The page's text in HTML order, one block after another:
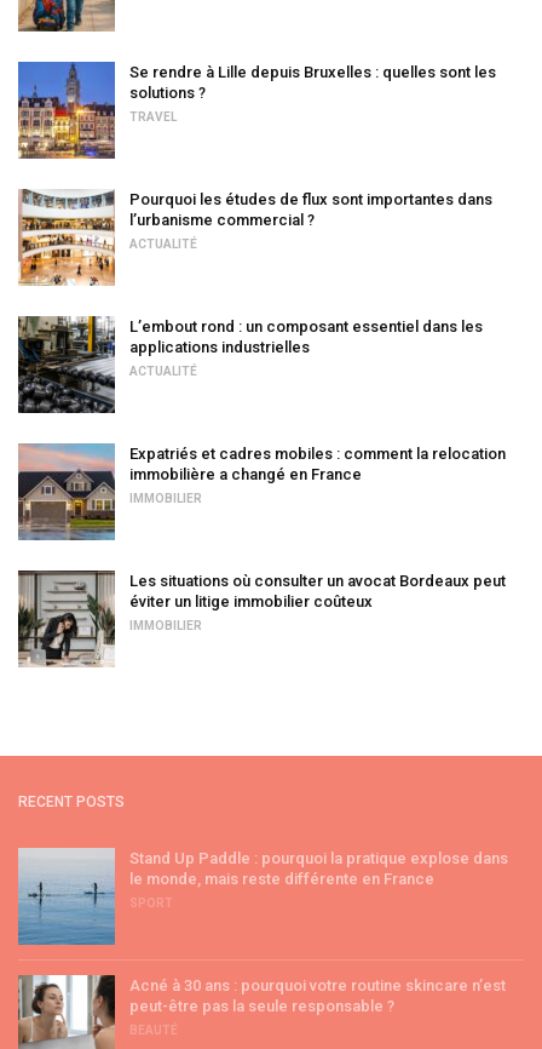
Se rendre à Lille depuis Bruxelles : quelles sont les
solutions ?
TRAVEL
Pourquoi les études de flux sont importantes dans
l’urbanisme commercial ?
ACTUALITÉ
L’embout rond : un composant essentiel dans les
applications industrielles
ACTUALITÉ
Expatriés et cadres mobiles : comment la relocation
immobilière a changé en France
IMMOBILIER
Les situations où consulter un avocat Bordeaux peut
éviter un litige immobilier coûteux
IMMOBILIER
RECENT POSTS
Stand Up Paddle : pourquoi la pratique explose dans
le monde, mais reste différente en France
SPORT
Acné à 30 ans : pourquoi votre routine skincare n’est
peut-être pas la seule responsable ?
BEAUTÉ